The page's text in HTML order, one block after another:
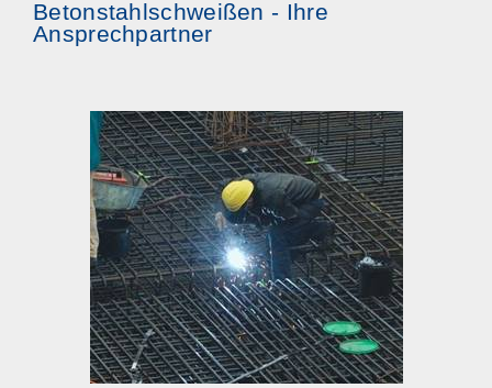
Betonstahlschweißen - Ihre
Ansprechpartner